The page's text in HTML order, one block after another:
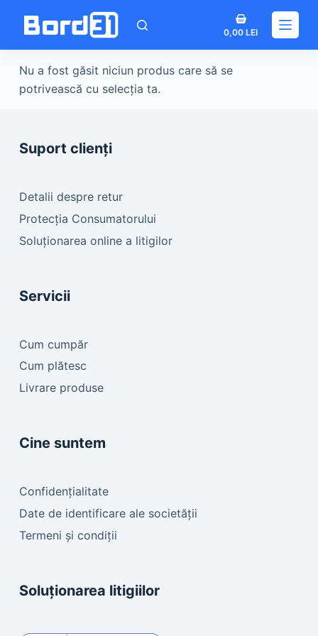
Coș
de
0,00LEI
Nu a fost găsit niciun produs care să se
potrivească cu selecția ta.
Suport clienți
Detalii despre retur
Protecția Consumatorului
Soluționarea online a litigilor
Servicii
Cum cumpăr
Cum plătesc
Livrare produse
Cine suntem
Confidențialitate
Date de identificare ale societății
Termeni și condiții
Soluționarea litigiilor